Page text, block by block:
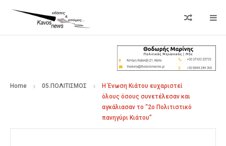
Home 05.ΠΟΛΙΤΙΣΜΟΣ
Η Ένωση Κιάτου ευχαριστεί
όλους όσους συνετέλεσαν και
αγκάλιασαν το “2o Πολιτιστικό
πανηγύρι Κιάτου”